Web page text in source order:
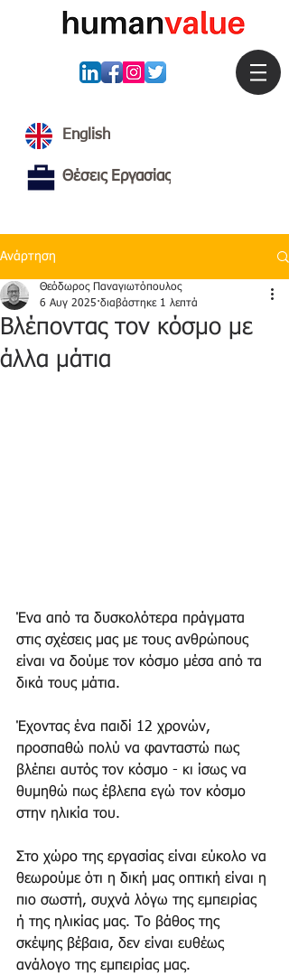
English
Θέσεις Εργασίας
Ανάρτηση
Βλέποντας τον κόσμο με
άλλα μάτια
Θεόδωρος Παναγιωτόπουλος
6 Αυγ 2025 διαβάστηκε 1 λεπτά
Ένα από τα δυσκολότερα πράγματα
στις σχέσεις μας με τους ανθρώπους
είναι να δούμε τον κόσμο μέσα από τα
δικά τους μάτια.
Έχοντας ένα παιδί 12 χρονών,
προσπαθώ πολύ να φανταστώ πως
βλέπει αυτός τον κόσμο - κι ίσως να
θυμηθώ πως έβλεπα εγώ τον κόσμο
στην ηλικία του.
Στο χώρο της εργασίας είναι εύκολο να
θεωρούμε ότι η δική μας οπτική είναι η
πιο σωστή, συχνά λόγω της εμπειρίας
ή της ηλικίας μας. Το βάθος της
σκέψης βέβαια, δεν είναι ευθέως
ανάλογο της εμπειρίας μας.